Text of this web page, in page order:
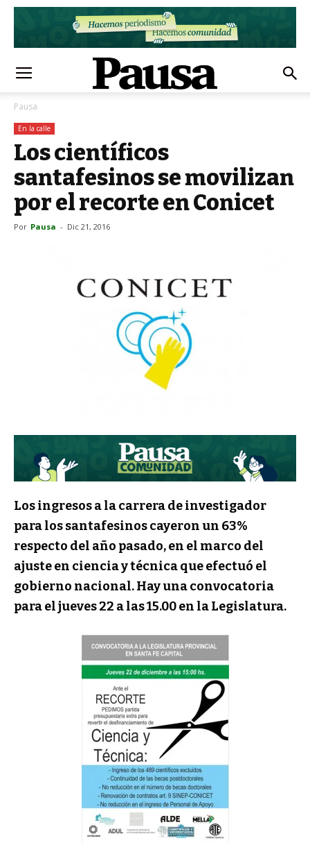
Pausa
En la calle
Los científicos
santafesinos se movilizan
por el recorte en Conicet
Por Pausa - Dic 21, 2016
Los ingresos a la carrera de investigador
para los santafesinos cayeron un 63%
respecto del año pasado, en el marco del
ajuste en ciencia y técnica que efectuó el
gobierno nacional. Hay una convocatoria
para el jueves 22 a las 15.00 en la Legislatura.